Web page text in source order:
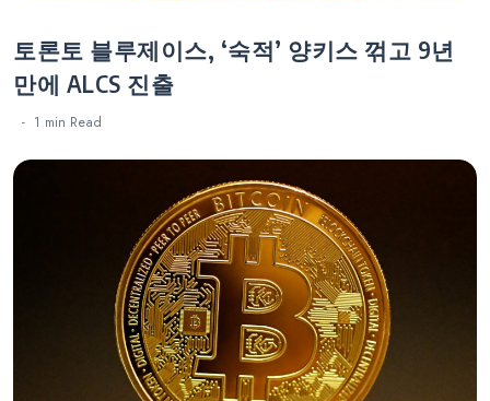
토론토 블루제이스, ‘숙적’ 양키스 꺾고 9년
만에 ALCS 진출
1 min Read